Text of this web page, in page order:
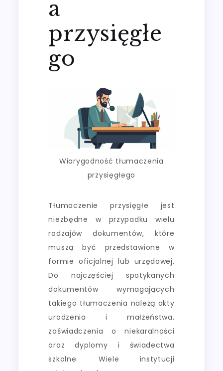
a
przysięgłe
go
Wiarygodność tłumaczenia
przysięgłego
Tłumaczenie przysięgłe jest
niezbędne w przypadku wielu
rodzajów dokumentów, które
muszą być przedstawione w
formie oficjalnej lub urzędowej.
Do najczęściej spotykanych
dokumentów wymagających
takiego tłumaczenia należą akty
urodzenia i małżeństwa,
zaświadczenia o niekaralności
oraz dyplomy i świadectwa
szkolne. Wiele instytucji